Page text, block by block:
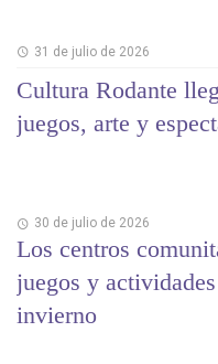
31 de julio de 2026
Cultura Rodante
juegos, arte y
30 de julio de 2026
Los centros
juegos y
invierno